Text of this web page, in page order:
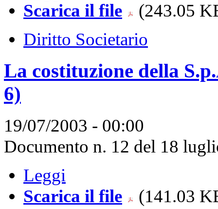
Scarica il file
(243.05
Diritto Societario
La costituzione della
6)
19/07/2003 - 00:00
Documento n. 12 del 18
Leggi
Scarica il file
(141.03